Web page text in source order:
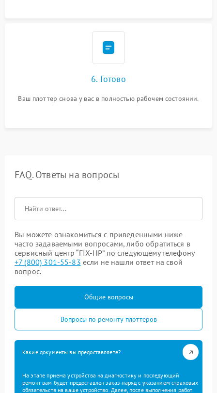
6. Готово
Ваш плоттер снова у вас в полностью рабочем состоянии.
FAQ. Ответы на вопросы
Вы можете ознакомиться с приведенными ниже
часто задаваемыми вопросами, либо обратиться в
сервисный центр “FIX-HP” по следующему телефону
+7 (800) 301-55-83 если не нашли ответ на свой
вопрос.
Общие вопросы
Вопросы по ремонту плоттеров
Какие документы вы предоставляете?
На этапе приема устройства на диагностику и последующий
ремонт вам будет предоставлен заказ-наряд с указанием страховых
обязательств на ваше устройство. Далее, после выполнения работ